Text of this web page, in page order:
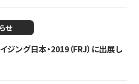
せ
ジング日本・2019（FRJ）に出展し